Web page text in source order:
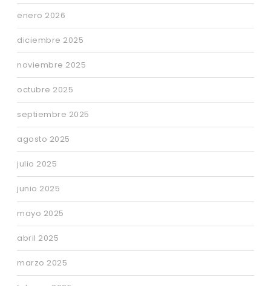
enero 2026
diciembre 2025
noviembre 2025
octubre 2025
septiembre 2025
agosto 2025
julio 2025
junio 2025
mayo 2025
abril 2025
marzo 2025